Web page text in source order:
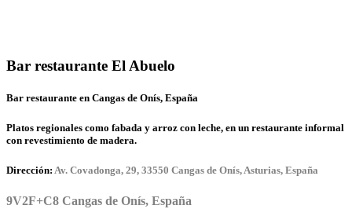
Bar restaurante El Abuelo
Bar restaurante en Cangas de Onís, España
Platos regionales como fabada y arroz con leche, en un restaurante informal
con revestimiento de madera.
Dirección: Av. Covadonga, 29, 33550 Cangas de Onís, Asturias, España
9V2F+C8 Cangas de Onís, España